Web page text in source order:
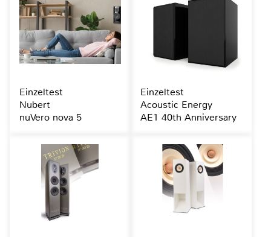
Einzeltest
Nubert
nuVero nova 5
Einzeltest
Acoustic Energy
AE1 40th Anniversary